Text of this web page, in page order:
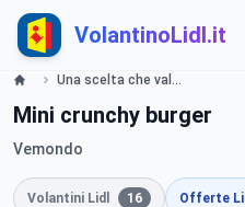
VolantinoLidl.it
Una scelta che vale davvero Lidl
Mini crunchy burger
Vemondo
Volantini Lidl 16 Offerte